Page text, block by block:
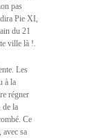
pas
Pie XI,
du 21
ville là !.
Les
à la
régner
de la
Ce
sa 